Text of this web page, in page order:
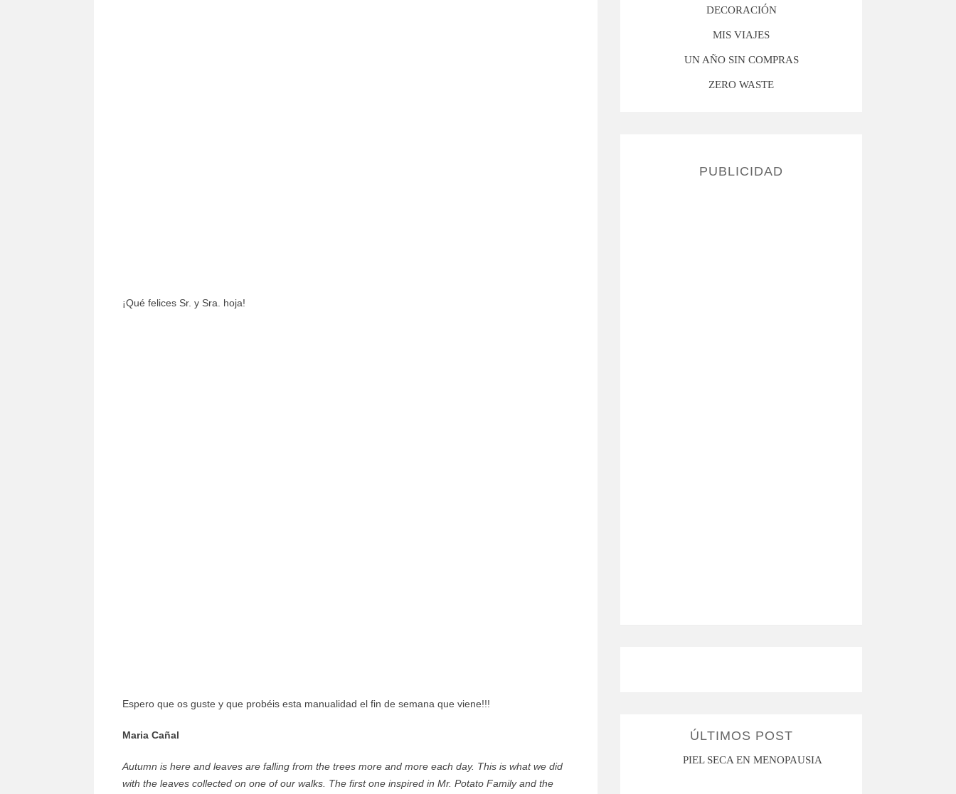
¡Qué felices Sr. y Sra. hoja!
Espero que os guste y que probéis esta manualidad el fin de semana que viene!!!
Maria Cañal
Autumn is here and leaves are falling from the trees more and more each day. This is what we did
with the leaves collected on one of our walks. The first one inspired in Mr. Potato Family and the
DECORACIÓN
MIS VIAJES
UN AÑO SIN COMPRAS
ZERO WASTE
PUBLICIDAD
ÚLTIMOS POST
PIEL SECA EN MENOPAUSIA